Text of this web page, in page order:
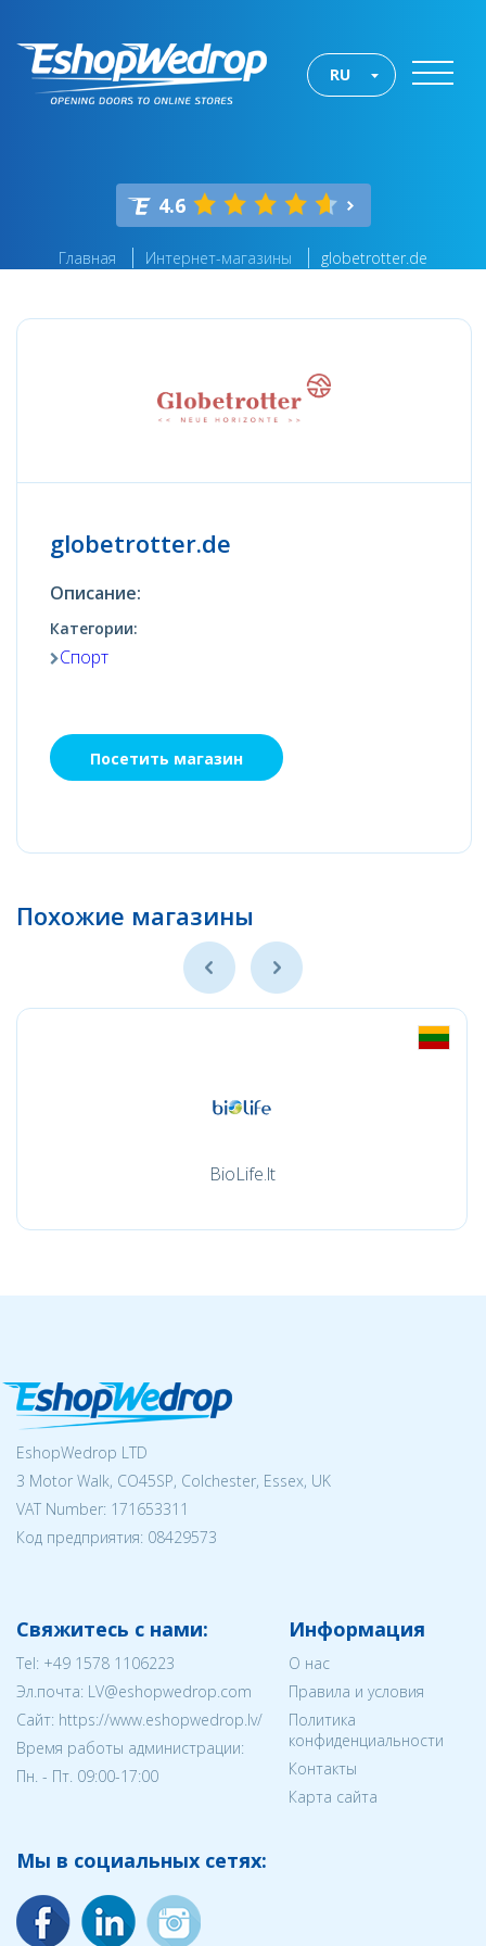
RU
4.6
Главная Интернет-магазины globetrotter.de
globetrotter.de
Описание:
Категории:
Спорт
Посетить магазин
Похожие магазины
BioLife.lt
EshopWedrop LTD
3 Motor Walk, CO45SP, Colchester, Essex, UK
VAT Number: 171653311
Код предприятия: 08429573
Свяжитесь с нами:
Tel: +49 1578 1106223
Эл.почта: LV@eshopwedrop.com
Cайт: https://www.eshopwedrop.lv/
Время работы администрации:
Пн. - Пт. 09:00-17:00
Информация
О нас
Правила и условия
Политика
конфиденциальности
Контакты
Карта сайта
Мы в социальных сетях: